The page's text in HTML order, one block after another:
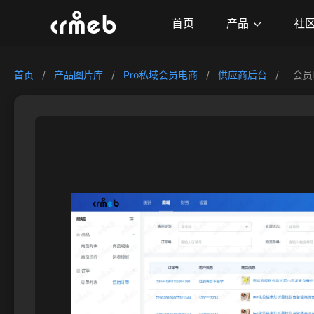
首页 产品 社
首页 / 产品图片库 / Pro私域会员电商 / 供应商后台 / 会